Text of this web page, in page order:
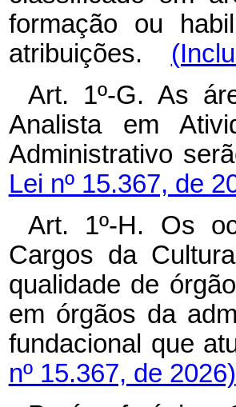
formação ou
atribuições.
Art. 1º-G. As
Analista em
Administrativo
Lei nº 15.367, de
Art. 1º-H. Os
Cargos da
qualidade de
em órgãos da
fundacional que
nº 15.367, de 2026)